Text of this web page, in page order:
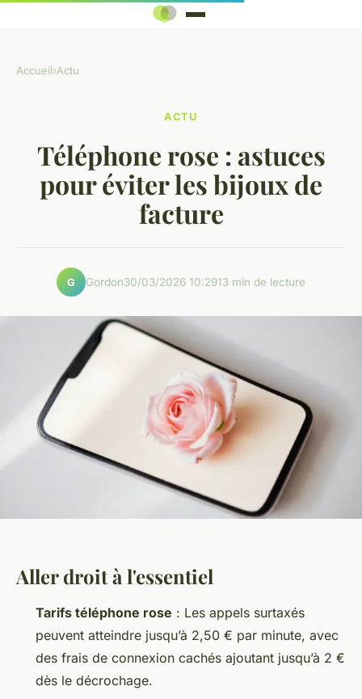
Accueil›Actu
ACTU
Téléphone rose : astuces
pour éviter les bijoux de
facture
G Gordon30/03/2026 10:2913 min de lecture
Aller droit à l'essentiel
Tarifs téléphone rose : Les appels surtaxés
peuvent atteindre jusqu’à 2,50 € par minute, avec
des frais de connexion cachés ajoutant jusqu’à 2 €
dès le décrochage.